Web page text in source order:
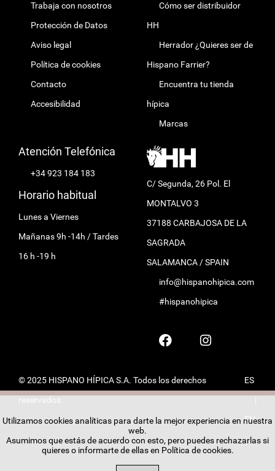
Trabaja con nosotros
Protección de Datos
Aviso legal
Política de cookies
Contacto
Accesibilidad
Cómo ser distribuidor
HH
Herrador ¿Quieres ser de
Hispano Farrier?
Encuentra tu tienda
hípica
Marcas
Atención Telefónica
+34 923 184 183
Horario habitual
Lunes a Viernes
Mañanas 9h -14h / Tardes
16 h -19 h
C/ Segunda, 26 Pol. El
MONTALVO 3
37188 CARBAJOSA DE LA
SAGRADA
SALAMANCA / SPAIN
info@hispanohipica.com
#hispanohipica
© 2025 HISPANO HÍPICA S.A. Todos los derechos
reservados.
ES
EN
Utilizamos cookies analíticas para darte la mejor experiencia en nuestra
web.
Asumimos que estás de acuerdo con esto, pero puedes rechazarlas si
quieres o informarte de ellas en Política de cookies.